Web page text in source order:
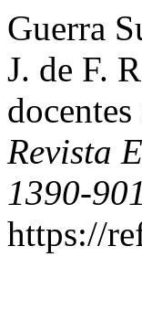
Guerra
J. de F.
Revista
1390-
https://